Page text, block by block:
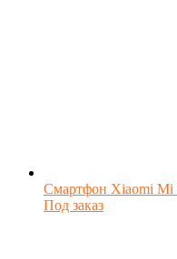
Смартфон Xiaomi Mi
Под заказ